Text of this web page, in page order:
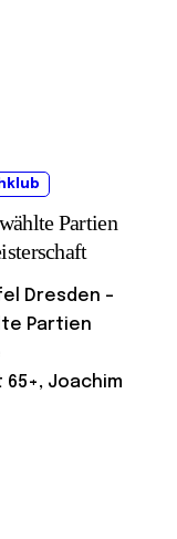
Partien
Dresden –
Partien
Joachim